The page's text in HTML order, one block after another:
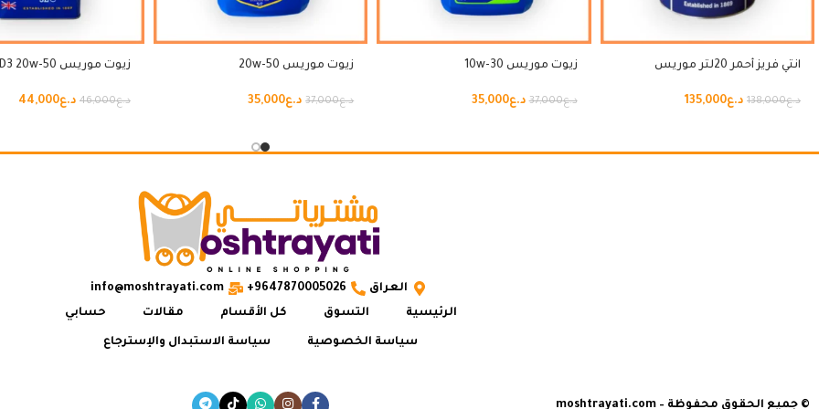
انتي فريز أحمر 20لتر موريس
د.ع138,000 د.ع135,000
زيوت موريس 10w-30
د.ع37,000 د.ع35,000
زيوت موريس 20w-50
د.ع37,000 د.ع35,000
زيوت موريس HD3 20w-50
د.ع46,000 د.ع44,000
العراق 9647870005026+
info@moshtrayati.com
الرئيسية
التسوق كل الأقسام مقالات حسابي
سياسة الخصوصية سياسة الاستبدال والإسترجاع
© جميع الحقوق محفوظة – moshtrayati.com